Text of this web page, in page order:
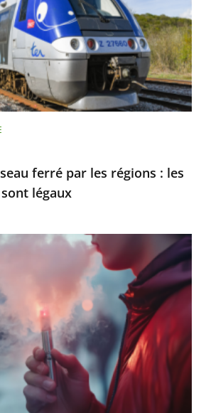
ferré par les régions : les
légaux